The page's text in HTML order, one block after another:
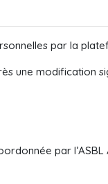
par la
une modification
par l’ASBL